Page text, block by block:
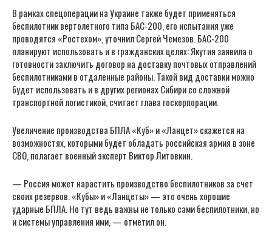
В рамках спецоперации на Украине также будет применяться
беспилотник вертолетного типа БАС-200, его испытания уже
проводятся «Ростехом», уточнил Сергей Чемезов. БАС-200
планируют использовать и в гражданских целях: Якутия заявила о
готовности заключить договор на доставку почтовых отправлений
беспилотниками в отдаленные районы. Такой вид доставки можно
будет использовать и в других регионах Сибири со сложной
транспортной логистикой, считает глава госкорпорации.
Увеличение производства БПЛА «Куб» и «Ланцет» скажется на
возможностях, которыми будет обладать российская армия в зоне
СВО, полагает военный эксперт Виктор Литовкин.
— Россия может нарастить производство беспилотников за счет
своих резервов. «Кубы» и «Ланцеты» — это очень хорошие
ударные БПЛА. Но тут ведь важны не только сами беспилотники, но
и системы управления ими, — отметил он.